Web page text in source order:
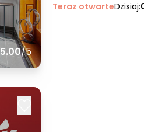
5.00/5
Teraz otwarteDzisiaj: